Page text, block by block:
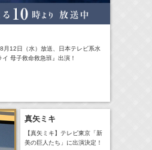
月12日（水）放送、日本テレビ系水
母子救命救急班』出演！
真矢ミキ
【真矢ミキ】テレビ東京「新
美の巨人たち」に出演決定！